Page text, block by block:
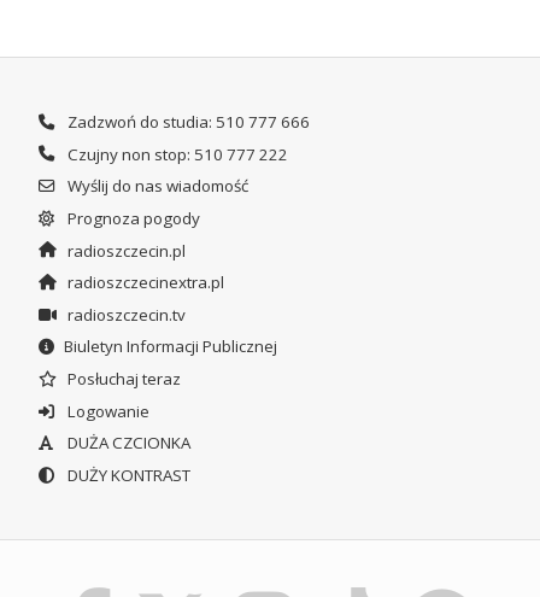
Zadzwoń do studia: 510 777 666
Czujny non stop: 510 777 222
Wyślij do nas wiadomość
Prognoza pogody
radioszczecin.pl
radioszczecinextra.pl
radioszczecin.tv
Biuletyn Informacji Publicznej
Posłuchaj teraz
Logowanie
DUŻA CZCIONKA
DUŻY KONTRAST